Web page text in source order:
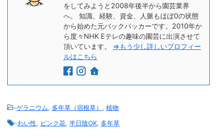
をしてみようと2008年後半から園芸業界
へ。 知識、経験、資金、人脈もほぼ0の状態
から始めた元バックパッカーです。2010年か
ら度々NHK Eテレの趣味の園芸に出演させて
頂いています。 ⇒もう少し詳しいプロフィー
ルはこちら
-ゲラニウム, 多年草（宿根草） , 植物
-わい性, ピンク花, 半日陰OK, 多年草